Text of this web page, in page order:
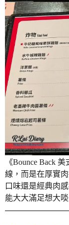
《Bounce Back
線，而是在厚實
口味還是經典肉
能大大滿足想大